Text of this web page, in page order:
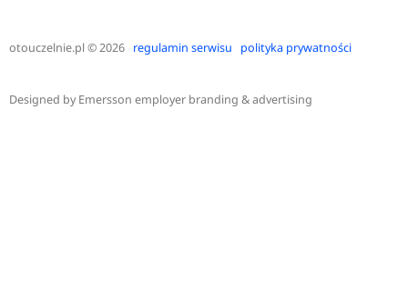
otouczelnie.pl© 2026 regulamin serwisu polityka prywatności
Designed byEmersson employer branding & advertising